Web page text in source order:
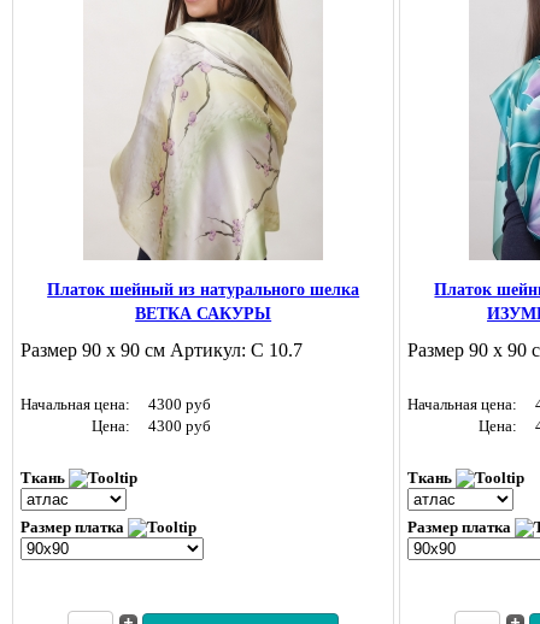
Платок шейный из натурального шелка
ВЕТКА САКУРЫ
Размер 90 х 90 см Артикул: С 10.7
Начальная цена:
4300 руб
Цена:
4300 руб
Ткань
Размер платка
Платок
Размер 90 х 90
Начальная цена:
Цена:
Ткань
Размер платка